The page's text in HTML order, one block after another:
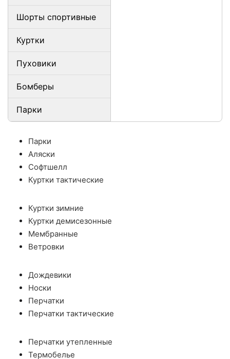
Шорты спортивные
Куртки
Пуховики
Бомберы
Парки
Парки
Аляски
Софтшелл
Куртки тактические
Куртки зимние
Куртки демисезонные
Мембранные
Ветровки
Дождевики
Носки
Перчатки
Перчатки тактические
Перчатки утепленные
Термобелье